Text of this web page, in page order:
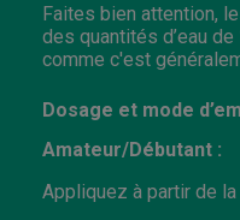
Faites bien attention,
des quantités d’eau de
comme c'est
Dosage et mode
Amateur/Débutant :
Appliquez à partir de